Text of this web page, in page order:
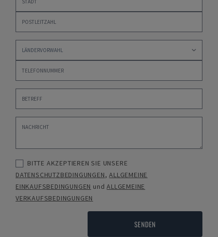
BITTE AKZEPTIEREN SIE UNSERE
DATENSCHUTZBEDINGUNGEN,ALLGEMEINE
EINKAUFSBEDINGUNGEN undALLGEMEINE
VERKAUFSBEDINGUNGEN
SENDEN